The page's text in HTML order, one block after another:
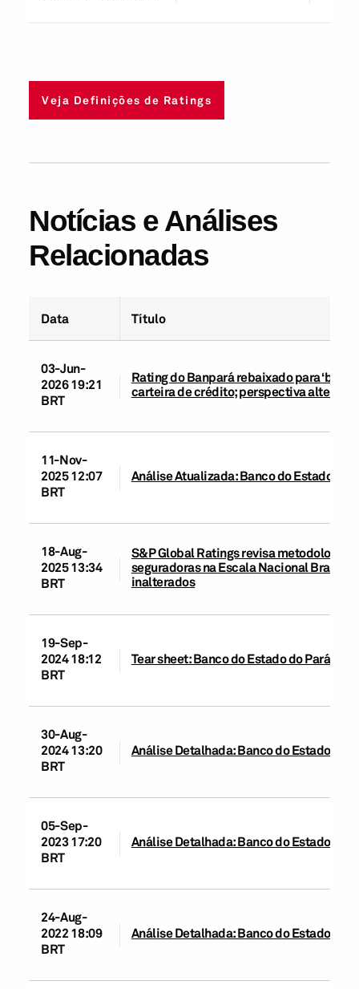
Veja Definições de Ratings
Notícias e Análises
Relacionadas
Data Título
03-Jun-
2026 19:21
BRT
Rating do Banpará rebaixado para
carteira de crédito; perspectiva alterada
11-Nov-
2025 12:07
BRT
Análise Atualizada: Banco do Estado do
18-Aug-
2025 13:34
BRT
S&P Global Ratings revisa
seguradoras na Escala Nacional Brasil;
inalterados
19-Sep-
2024 18:12
BRT
Tear sheet: Banco do Estado do Pará
30-Aug-
2024 13:20
BRT
Análise Detalhada: Banco do Estado do
05-Sep-
2023 17:20
BRT
Análise Detalhada: Banco do Estado do
24-Aug-
2022 18:09
BRT
Análise Detalhada: Banco do Estado do